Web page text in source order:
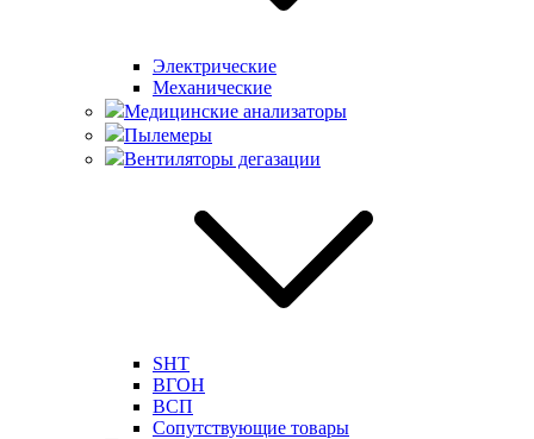
Электрические
Механические
Медицинские анализаторы
Пылемеры
Вентиляторы дегазации
SHT
ВГОН
ВСП
Сопутствующие товары